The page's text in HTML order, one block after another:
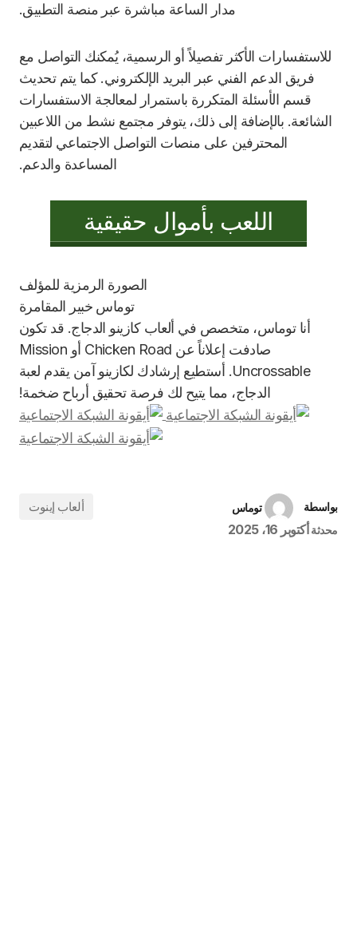
مدار الساعة مباشرة عبر منصة التطبيق.
للاستفسارات الأكثر تفصيلاً أو الرسمية، يُمكنك التواصل مع
فريق الدعم الفني عبر البريد الإلكتروني. كما يتم تحديث
قسم الأسئلة المتكررة باستمرار لمعالجة الاستفسارات
الشائعة. بالإضافة إلى ذلك، يتوفر مجتمع نشط من اللاعبين
المحترفين على منصات التواصل الاجتماعي لتقديم
المساعدة والدعم.
اللعب بأموال حقيقية
توماس خبير المقامرة
أنا توماس، متخصص في ألعاب كازينو الدجاج. قد تكون
صادفت إعلاناً عن Chicken Road أو Mission
Uncrossable. أستطيع إرشادك لكازينو آمن يقدم لعبة
الدجاج، مما يتيح لك فرصة تحقيق أرباح ضخمة!
بواسطة
توماس
محدثة أكتوبر 16، 2025
ألعاب إينوت